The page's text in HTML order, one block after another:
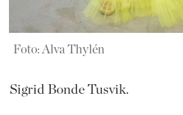
Foto: Alva Thylén
Sigrid Bonde Tusvik.